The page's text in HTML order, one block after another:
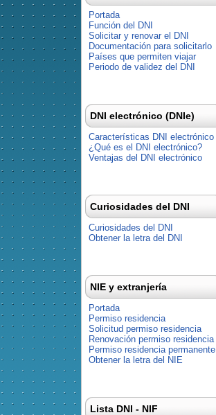
Portada
Función del DNI
Solicitar y renovar el DNI
Documentación para solicitarlo
Países que permiten viajar
Periodo de validez del DNI
DNI electrónico (DNIe)
Características DNI electrónico
¿Qué es el DNI electrónico?
Ventajas del DNI electrónico
Curiosidades del DNI
Curiosidades del DNI
Obtener la letra del DNI
NIE y extranjería
Portada
Permiso residencia
Solicitud permiso residencia
Renovación permiso residencia
Permiso residencia permanente
Obtener la letra del NIE
Lista DNI - NIF